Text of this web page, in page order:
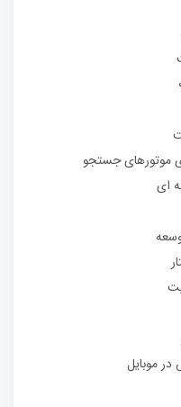
موتورهای جستجو
ای
موبایل